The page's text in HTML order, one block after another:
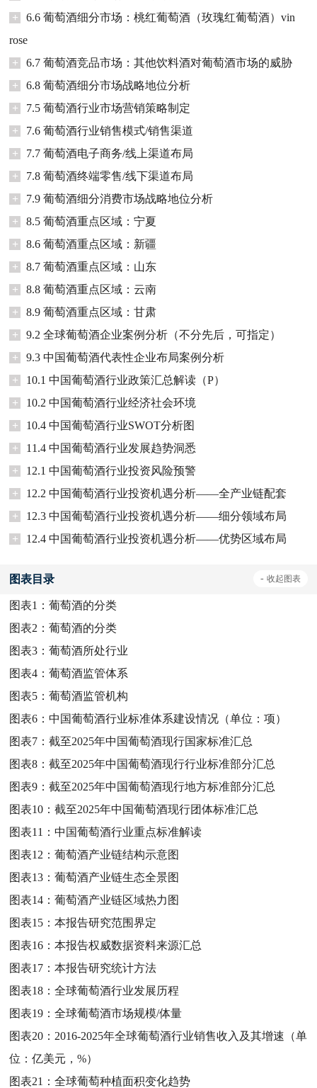
+
6.6 葡萄酒细分市场：桃红葡萄酒（玫瑰红葡萄酒）vin
rose
+
6.7 葡萄酒竞品市场：其他饮料酒对葡萄酒市场的威胁
+
6.8 葡萄酒细分市场战略地位分析
+
7.5 葡萄酒行业市场营销策略制定
+
7.6 葡萄酒行业销售模式/销售渠道
+
7.7 葡萄酒电子商务/线上渠道布局
+
7.8 葡萄酒终端零售/线下渠道布局
+
7.9 葡萄酒细分消费市场战略地位分析
+
8.5 葡萄酒重点区域：宁夏
+
8.6 葡萄酒重点区域：新疆
+
8.7 葡萄酒重点区域：山东
+
8.8 葡萄酒重点区域：云南
+
8.9 葡萄酒重点区域：甘肃
+
9.2 全球葡萄酒企业案例分析（不分先后，可指定）
+
9.3 中国葡萄酒代表性企业布局案例分析
+
10.1 中国葡萄酒行业政策汇总解读（P）
+
10.2 中国葡萄酒行业经济社会环境
+
10.4 中国葡萄酒行业SWOT分析图
+
11.4 中国葡萄酒行业发展趋势洞悉
+
12.1 中国葡萄酒行业投资风险预警
+
12.2 中国葡萄酒行业投资机遇分析——全产业链配套
+
12.3 中国葡萄酒行业投资机遇分析——细分领域布局
+
12.4 中国葡萄酒行业投资机遇分析——优势区域布局
图表目录 - 收起图表
图表1：葡萄酒的分类
图表2：葡萄酒的分类
图表3：葡萄酒所处行业
图表4：葡萄酒监管体系
图表5：葡萄酒监管机构
图表6：中国葡萄酒行业标准体系建设情况（单位：项）
图表7：截至2025年中国葡萄酒现行国家标准汇总
图表8：截至2025年中国葡萄酒现行行业标准部分汇总
图表9：截至2025年中国葡萄酒现行地方标准部分汇总
图表10：截至2025年中国葡萄酒现行团体标准汇总
图表11：中国葡萄酒行业重点标准解读
图表12：葡萄酒产业链结构示意图
图表13：葡萄酒产业链生态全景图
图表14：葡萄酒产业链区域热力图
图表15：本报告研究范围界定
图表16：本报告权威数据资料来源汇总
图表17：本报告研究统计方法
图表18：全球葡萄酒行业发展历程
图表19：全球葡萄酒市场规模/体量
图表20： 2016-2025年全球葡萄酒行业销售收入及其增速（单
位：亿美元，%）
图表21：全球葡萄种植面积变化趋势